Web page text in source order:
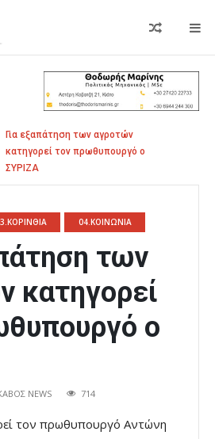
Για εξαπάτηση των αγροτών
κατηγορεί τον πρωθυπουργό ο
ΣΥΡΙΖΑ
04.ΚΟΙΝΩΝΙΑ
των
κατηγορεί
ο
NEWS 714
τον πρωθυπουργό Αντώνη